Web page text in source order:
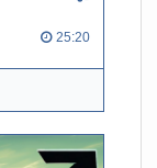
25:20